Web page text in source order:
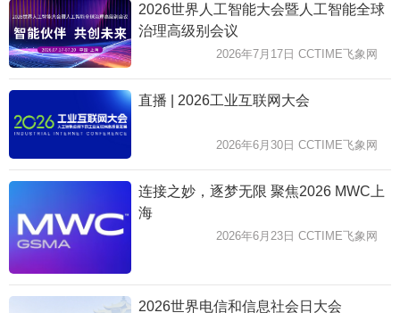
2026世界人工智能大会暨人工智能全球
治理高级别会议
2026年7月17日 CCTIME飞象网
直播 | 2026工业互联网大会
2026年6月30日 CCTIME飞象网
连接之妙，逐梦无限 聚焦2026 MWC上
海
2026年6月23日 CCTIME飞象网
2026世界电信和信息社会日大会